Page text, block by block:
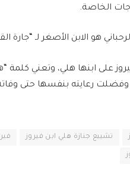
الخاصة.
هو الابن الأصغر لـ
على ابنها هلي، وتعني كلمة
وفضلت رعايته بنفسها حتى
تشييع جنازة هلي ابن فيروز